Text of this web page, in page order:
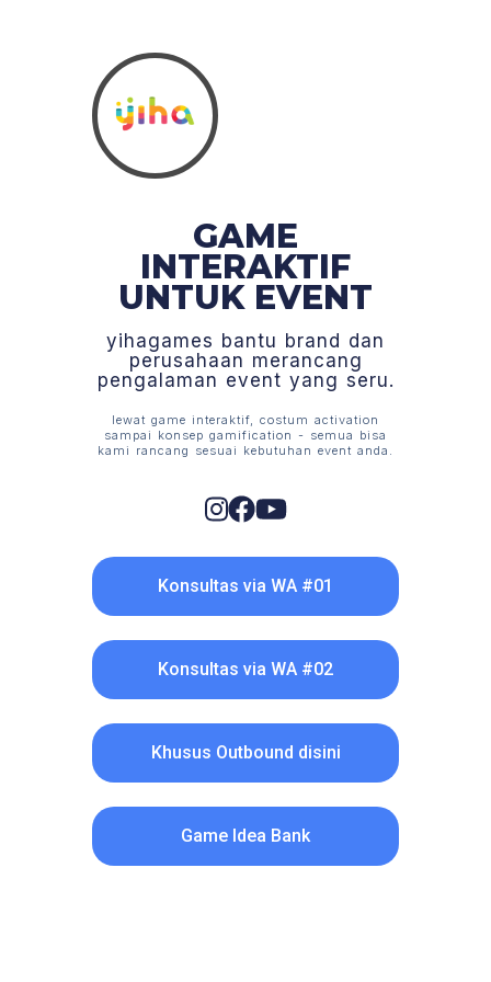
GAME
INTERAKTIF
UNTUK EVENT
yihagames bantu brand dan
perusahaan merancang
pengalaman event yang seru.
lewat game interaktif, costum activation
sampai konsep gamification - semua bisa
kami rancang sesuai kebutuhan event anda.
Konsultas via WA #01
Konsultas via WA #02
Khusus Outbound disini
Game Idea Bank